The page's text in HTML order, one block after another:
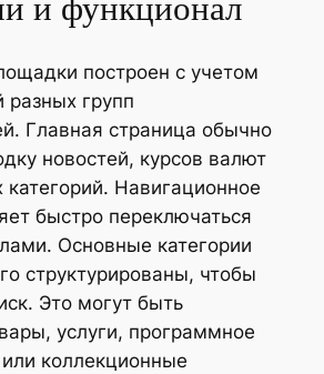
построен с учетом
разных групп
Главная страница обычно
новостей, курсов валют
категорий. Навигационное
быстро переключаться
Основные категории
структурированы, чтобы
Это могут быть
услуги, программное
коллекционные